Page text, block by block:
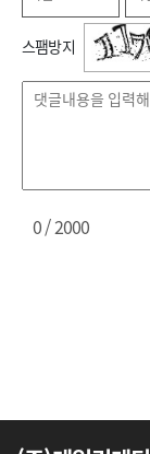
스팸방지
0/ 2000